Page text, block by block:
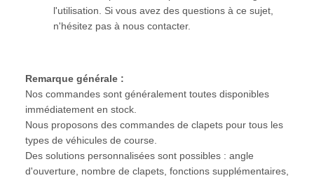
l'utilisation. Si vous avez des questions à ce sujet,
n'hésitez pas à nous contacter.
Remarque générale :
Nos commandes sont généralement toutes disponibles
immédiatement en stock.
Nous proposons des commandes de clapets pour tous les
types de véhicules de course.
Des solutions personnalisées sont possibles : angle
d'ouverture, nombre de clapets, fonctions supplémentaires,